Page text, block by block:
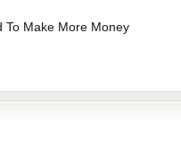
To Make More Money